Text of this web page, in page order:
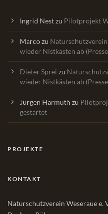
Ingrid Nestzu Pilotprojekt
Marcozu
wieder Nistkästen ab
Dieter Sprei zu
wieder Nistkästen ab
Jürgen Harmuth zu
gestartet
PROJEKTE
KONTAKT
Naturschutzverein Weseraue e.